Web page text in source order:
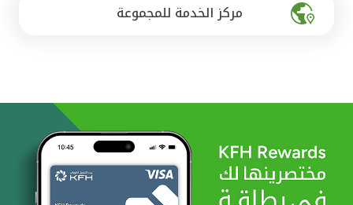
مركز الخدمة للمجموعة